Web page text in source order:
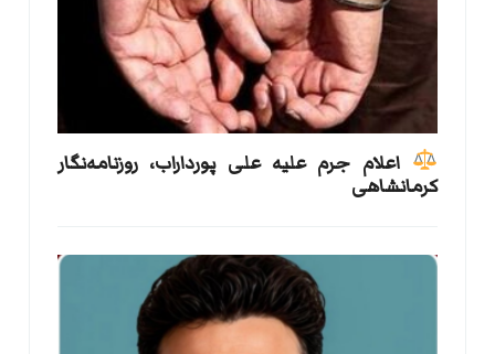
اعلام جرم علیه علی پورداراب، روزنامه‌نگار
کرمانشاهی